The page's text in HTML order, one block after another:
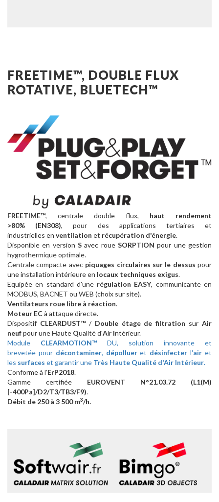
FREETIME™, DOUBLE FLUX
ROTATIVE, BLUETECH™
FREETIME™, centrale double flux, haut rendement
>80% (EN308), pour des applications tertiaires et
industrielles en ventilation et récupération d'énergie.
Disponible en version S avec roue SORPTIONpour une gestion
hygrothermique optimale.
Centrale compacte avec piquages circulaires sur le dessus pour
une installation intérieure en locaux techniques exigus.
Equipée en standard d'unerégulation EASY, communicante en
MODBUS, BACNET ou WEB (choix sur site).
Ventilateurs roue libre à réaction.
Moteur ECà attaque directe.
Dispositif CLEARDUST™/ Double étage de filtration sur Air
neufpour une Haute Qualité d'Air Intérieur.
Module CLEARMOTION™ DU, solution innovante et
brevetée pour décontaminer, dépollueret désinfecter l'air et
les surfaces et garantir une Très Haute Qualité d'Air Intérieur.
Conforme à l’ErP2018.
Gamme certifiée EUROVENT N°21.03.72 (L1(M)
[-400Pa]/D2/T3/TB3/F9).
Débit de 250 à 3 500 m3/h.